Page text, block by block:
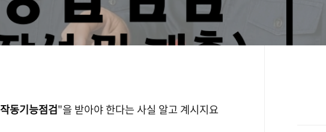
작동기능점검"을 받아야 한다는 사실 알고 계시지요